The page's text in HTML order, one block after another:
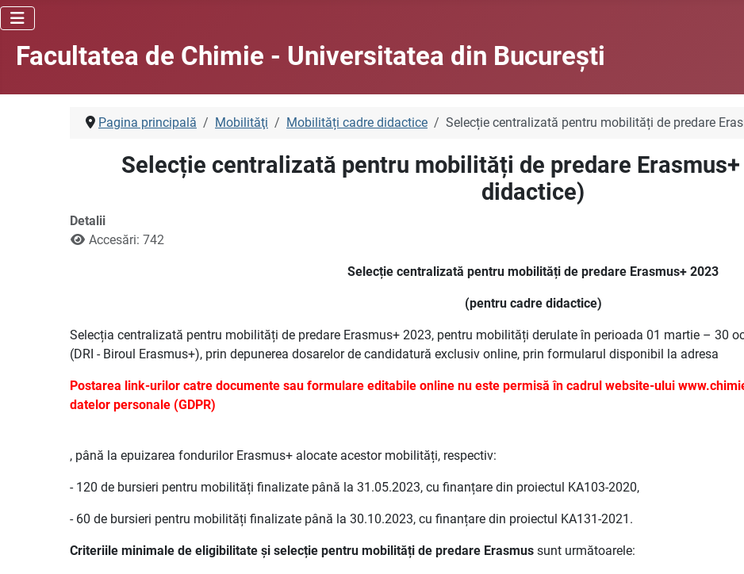
Facultatea de Chimie - Universitatea din Bucureşti
Pagina principală Mobilităţi Mobilități cadre didactice Selecție centralizată pentru mobilități de predare
Selecție centralizată pentru mobilități de predare
didactice)
Detalii
Accesări: 742
Selecție centralizată pentru mobilități de predare Erasmus+ 2023
(pentru cadre didactice)
Selecția centralizată pentru mobilități de predare Erasmus+ 2023, pentru mobilități derulate în perioada 01 martie – 30
(DRI - Biroul Erasmus+), prin depunerea dosarelor de candidatură exclusiv online, prin formularul disponibil la adresa
Postarea link-urilor catre documente sau formulare editabile online nu este permisă în cadrul website-ului
datelor personale (GDPR)
, până la epuizarea fondurilor Erasmus+ alocate acestor mobilități, respectiv:
- 120 de bursieri pentru mobilități finalizate până la 31.05.2023, cu finanțare din proiectul KA103-2020,
- 60 de bursieri pentru mobilități finalizate până la 30.10.2023, cu finanțare din proiectul KA131-2021.
Criteriile minimale de eligibilitate și selecție pentru mobilități de predare Erasmus sunt următoarele: